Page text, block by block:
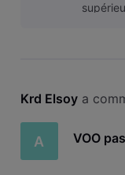
Krd Elsoy a
A VOO